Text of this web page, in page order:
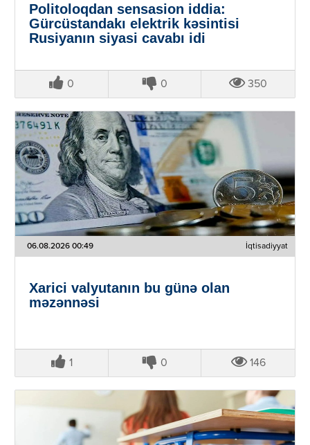
Politoloqdan sensasion iddia:
Gürcüstandakı elektrik kəsintisi
Rusiyanın siyasi cavabı idi
0 0 350
06.08.2026 00:49 İqtisadiyyat
Xarici valyutanın bu günə olan
məzənnəsi
1 0 146